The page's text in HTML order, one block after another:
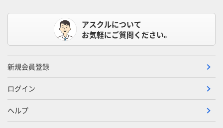
アスクルについて
お気軽にご質問ください。
新規会員登録
ログイン
ヘルプ